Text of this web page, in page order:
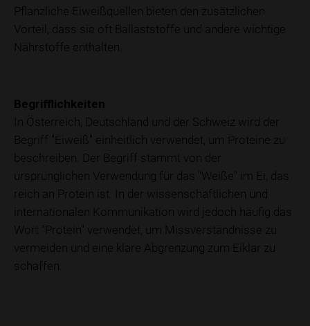
Pflanzliche Eiweißquellen bieten den zusätzlichen
Vorteil, dass sie oft Ballaststoffe und andere wichtige
Nährstoffe enthalten.
Begrifflichkeiten
In Österreich, Deutschland und der Schweiz wird der
Begriff "Eiweiß" einheitlich verwendet, um Proteine zu
beschreiben. Der Begriff stammt von der
ursprünglichen Verwendung für das "Weiße" im Ei, das
reich an Protein ist. In der wissenschaftlichen und
internationalen Kommunikation wird jedoch häufig das
Wort "Protein" verwendet, um Missverständnisse zu
vermeiden und eine klare Abgrenzung zum Eiklar zu
schaffen.